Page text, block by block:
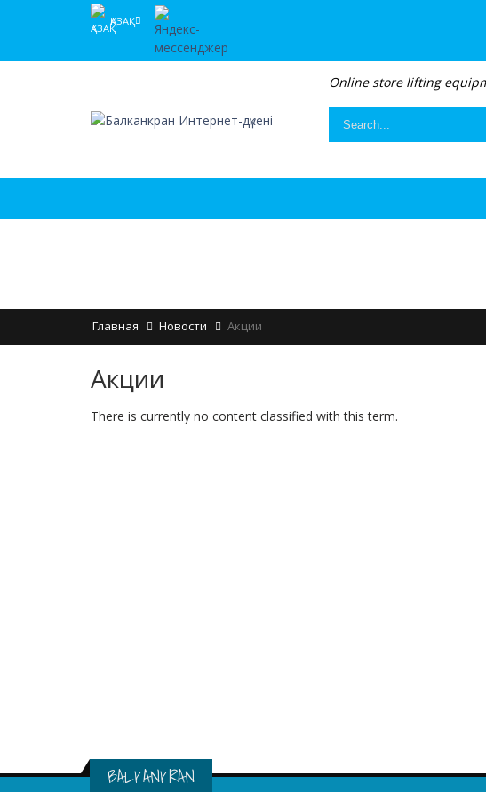
ҚАЗАҚ
Online store lifting
Главная Новости Акции
Акции
There is currently no content classified with this term.
BALKANKRAN